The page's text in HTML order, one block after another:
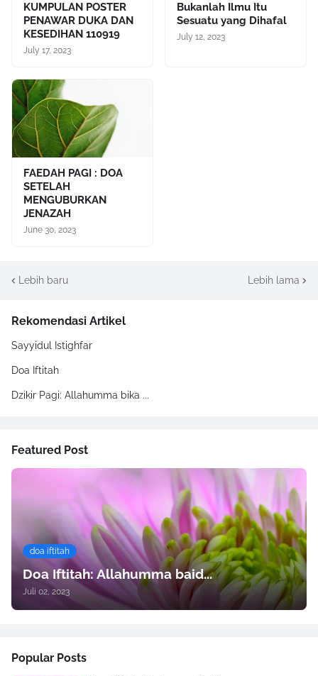
KUMPULAN POSTER
PENAWAR DUKA DAN
KESEDIHAN 110919
July 17, 2023
Bukanlah Ilmu Itu
Sesuatu yang Dihafal
July 12, 2023
FAEDAH PAGI : DOA
SETELAH
MENGUBURKAN
JENAZAH
June 30, 2023
Lebih baru Lebih lama
Rekomendasi Artikel
Sayyidul Istighfar
Doa Iftitah
Dzikir Pagi: Allahumma bika ...
Featured Post
doa iftitah
Doa Iftitah: Allahumma baid...
Juli 02, 2023
Popular Posts